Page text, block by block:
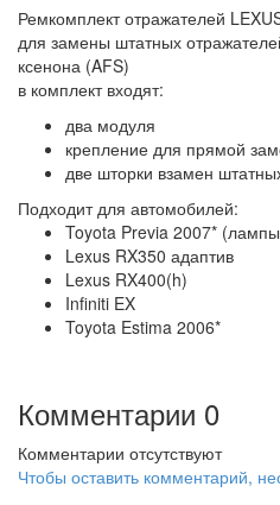
Ремкомплект отражателей
для замены штатных
ксенона (AFS)
в комплект входят:
два модуля
крепление для прямой
две шторки взамен
Подходит для автомобилей:
Toyota Previa 2007*
Lexus RX350 адаптив
Lexus RX400(h)
Infiniti EX
Toyota Estima 2006*
Комментарии 0
Комментарии отсутствуют
Чтобы оставить комментарий,